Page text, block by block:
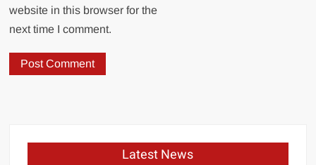
website in this browser for the
next time I comment.
Latest News